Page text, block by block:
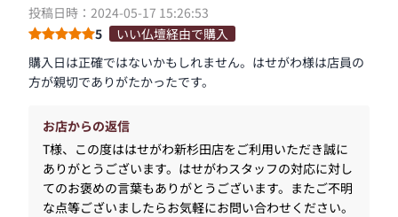
投稿日時：2024-05-17 15:26:53
5
いい仏壇経由で購入
購入日は正確ではないかもしれません。はせがわ様は店員の
方が親切でありがたかったです。
お店からの返信
T様、この度ははせがわ新杉田店をご利用いただき誠に
ありがとうございます。はせがわスタッフの対応に対し
てのお褒めの言葉もありがとうございます。またご不明
な点等ございましたらお気軽にお問い合わせください。